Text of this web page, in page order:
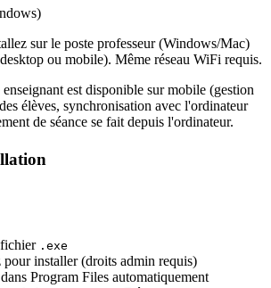
sur le poste professeur (Windows/Mac)
ou mobile). Même réseau WiFi requis.
est disponible sur mobile (gestion
élèves, synchronisation avec l'ordinateur
de séance se fait depuis l'ordinateur.
.exe
installer (droits admin requis)
Program Files automatiquement